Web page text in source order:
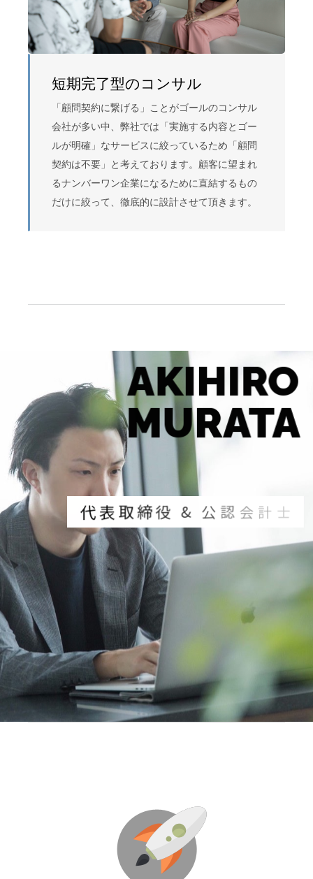
短期完了型のコンサル
「顧問契約に繋げる」ことがゴールのコンサル
会社が多い中、弊社では「実施する内容とゴー
ルが明確」なサービスに絞っているため「顧問
契約は不要」と考えております。顧客に望まれ
るナンバーワン企業になるために直結するもの
だけに絞って、徹底的に設計させて頂きます。
MURATA
代表取締役 & 公 認 会 計 士
CHECK
弊社について
村田明浩について
AKIHIRO